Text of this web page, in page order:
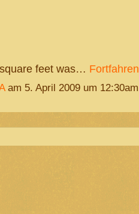
feet was… Fortfahren
am 5. April 2009 um